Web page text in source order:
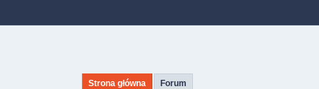
Strona główna Forum